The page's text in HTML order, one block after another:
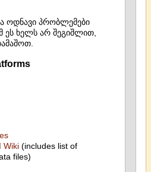
ოდნავი პრობლემები
ეს ხელს არ შეგიშლით,
Wiki(includes list of
files)